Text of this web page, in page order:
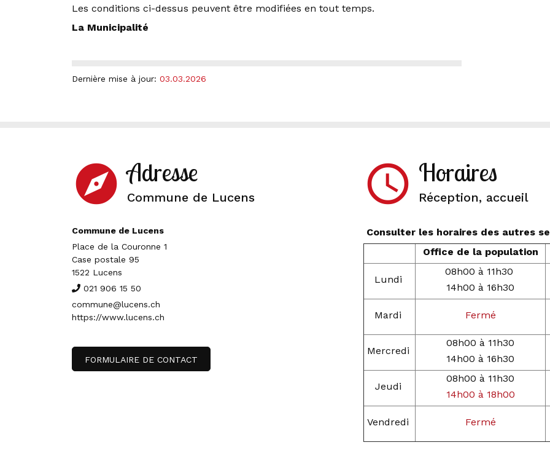
Les conditions ci-dessus peuvent être modifiées en tout temps.
La Municipalité
Dernière mise à jour: 03.03.2026
explore Adresse
Commune de Lucens
Commune de Lucens
Place de la Couronne 1
Case postale 95
1522 Lucens
021 906 15 50
commune@lucens.ch
https://www.lucens.ch
FORMULAIRE DE CONTACT
access_time Horaires
Réception, accueil
Consulter les horaires des autres
Office de la population
Lundi
08h00 à 11h30
14h00 à 16h30
Mardi Fermé
Mercredi
08h00 à 11h30
14h00 à 16h30
Jeudi
08h00 à 11h30
14h00 à 18h00
Vendredi Fermé